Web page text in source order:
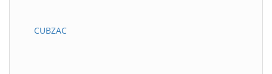
CUBZAC